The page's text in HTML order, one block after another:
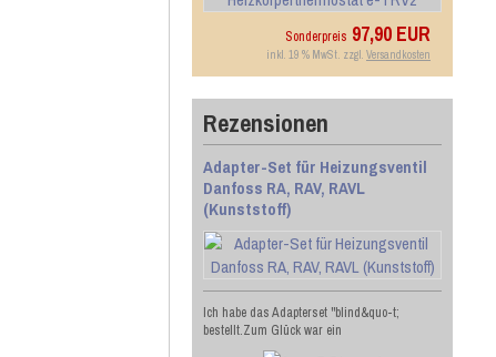
Sonderpreis 97,90 EUR
inkl. 19 % MwSt. zzgl. Versandkosten
Rezensionen
Adapter-Set für Heizungsventil
Danfoss RA, RAV, RAVL
(Kunststoff)
Ich habe das Adapterset "blind&quo-t;
bestellt.Zum Glück war ein